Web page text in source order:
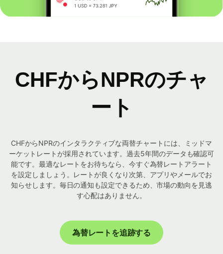
CHFからNPRのチャ
ート
CHFからNPRのインタラクティブな両替チャートには、ミッドマ
ーケットレートが採用されています。過去5年間のデータも確認可
能です。最適なレートをお待ちなら、今すぐ為替レートアラート
を設定しましょう。レートが良くなり次第、アプリやメールでお
知らせします。毎日の通知も設定できるため、市場の動向を見逃
す心配はありません。
為替レートを追跡する